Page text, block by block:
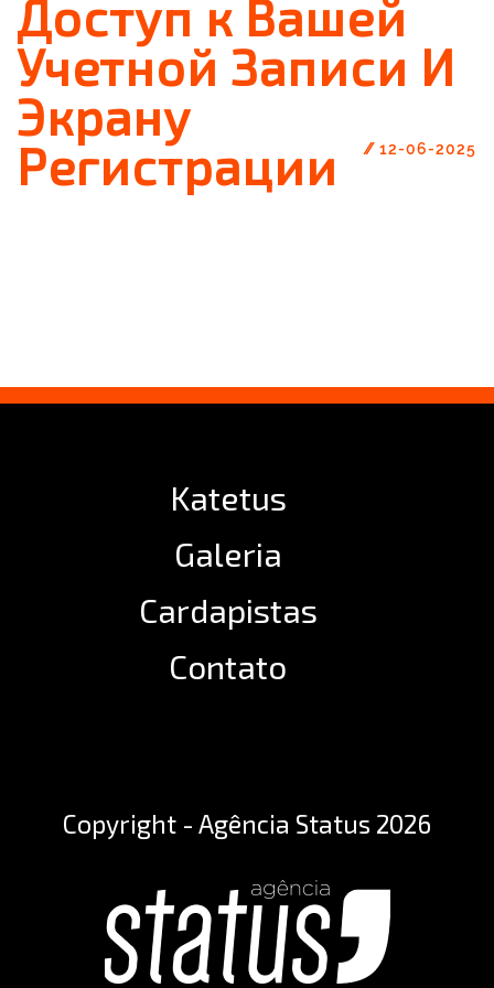
Доступ к Вашей
Учетной Записи И
Экрану
Регистрации
// 12-06-2025
Katetus
Galeria
Cardapistas
Contato
Copyright - Agência Status 2026